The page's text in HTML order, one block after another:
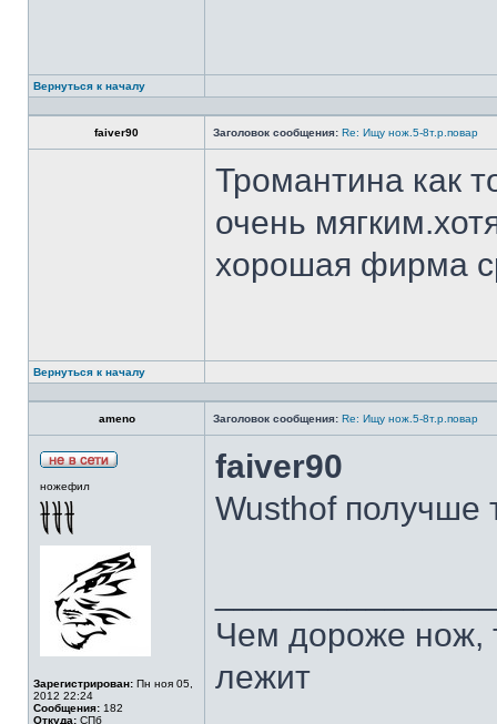
Вернуться к началу
faiver90 Заголовок сообщения: Re: Ищу нож.5-8т.р.повар
Тромантина как
очень
хорошая фирма
Вернуться к началу
ameno Заголовок сообщения: Re: Ищу нож.5-8т.р.повар
ножефил
Зарегистрирован: Пн ноя 05,
2012 22:24
Сообщения: 182
Откуда: СПб
faiver90
Wusthof получше
Чем дороже нож,
лежит